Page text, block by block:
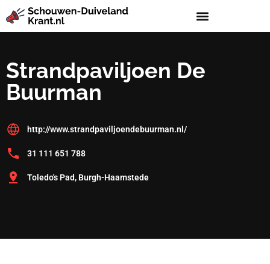
Strandpaviljoen De
Buurman
http://www.strandpaviljoendebuurman.nl/
31 111 651 788
Toledo's Pad, Burgh-Haamstede